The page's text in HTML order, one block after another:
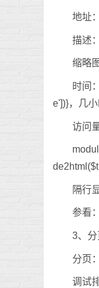
地址
描述
缩略
时间
e'])}，几
访问
隔行
参看
3、分
分页
调试